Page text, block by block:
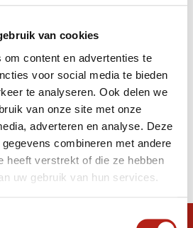
van cookies
om content en advertenties te
voor social media te bieden
te analyseren. Ook delen we
van onze site met onze
adverteren en analyse. Deze
combineren met andere
heeft verstrekt of die ze hebben
uw gebruik van hun services.
Producten getagd met 3
verschillende materiaal